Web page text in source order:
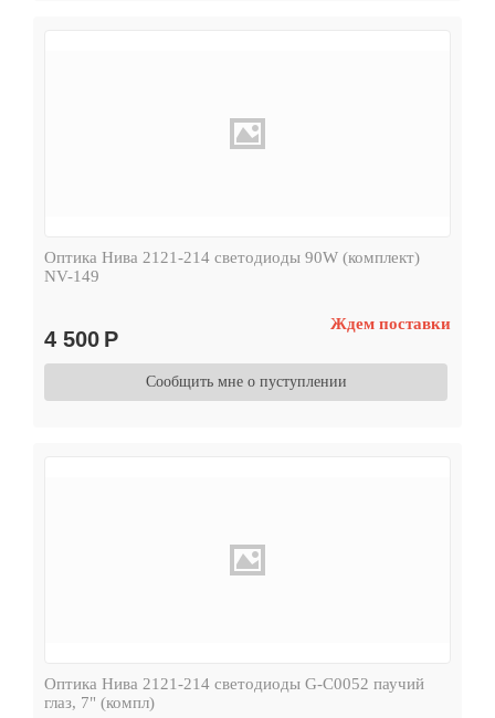
Оптика Нива 2121-214 светодиоды 90W (комплект)
NV-149
4 500 Р
Ждем поставки
Сообщить мне о пуступлении
Оптика Нива 2121-214 светодиоды G-C0052 паучий
глаз, 7" (компл)